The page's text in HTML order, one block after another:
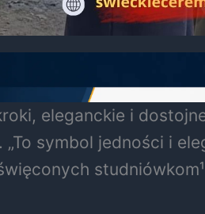
eleganckie i
symbol jedności i